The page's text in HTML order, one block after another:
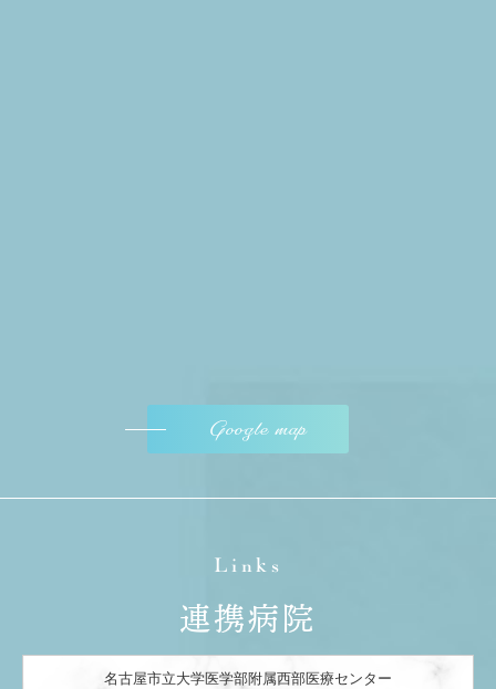
Google map
Links
連携病院
名古屋市立大学医学部附属西部医療センター